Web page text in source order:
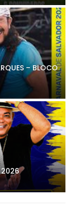
– BLOCO
2026